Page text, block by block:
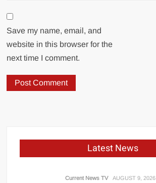
Save my name, email, and
website in this browser for the
next time I comment.
Latest News
Current News TV AUGUST 9, 2026